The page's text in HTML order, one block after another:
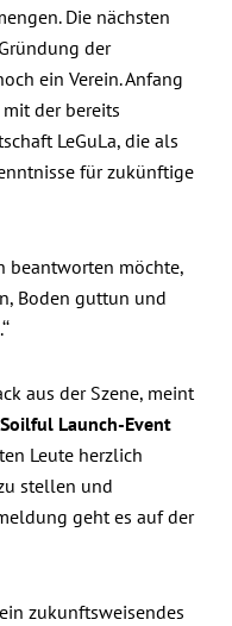
Die nächsten
der
ein Verein. Anfang
der bereits
LeGuLa, die als
für zukünftige
beantworten möchte,
Boden guttun und
aus der Szene, meint
Launch-Event
Leute herzlich
stellen und
geht es auf der
zukunftsweisendes